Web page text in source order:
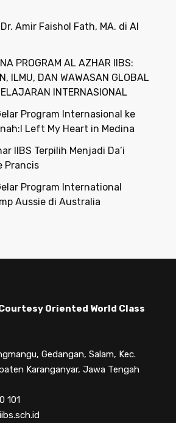
Amir Faishol Fath, MA. di Al
PROGRAM AL AZHAR IIBS:
ILMU, DAN WAWASAN GLOBAL
INTERNASIONAL
Program Internasional ke
Left My Heart in Medina
IIBS Terpilih Menjadi Da’i
Prancis
Program International
Aussie di Australia
Oriented World Class
Gedangan, Salam, Kec.
Karanganyar, Jawa Tengah
101